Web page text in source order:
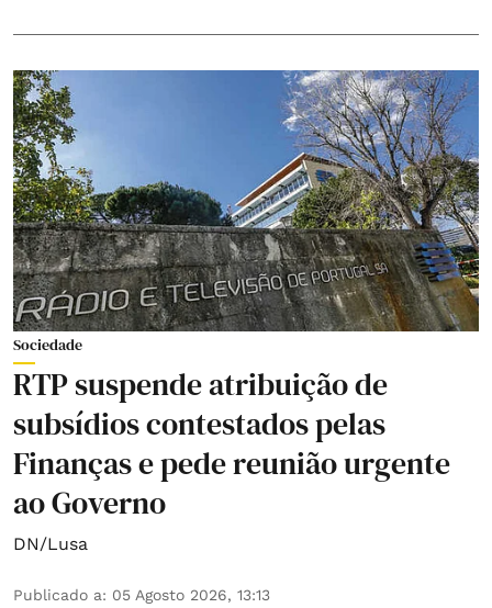
Sociedade
RTP suspende atribuição de
subsídios contestados pelas
Finanças e pede reunião urgente
ao Governo
DN/Lusa
Publicado a: 05 Agosto 2026, 13:13